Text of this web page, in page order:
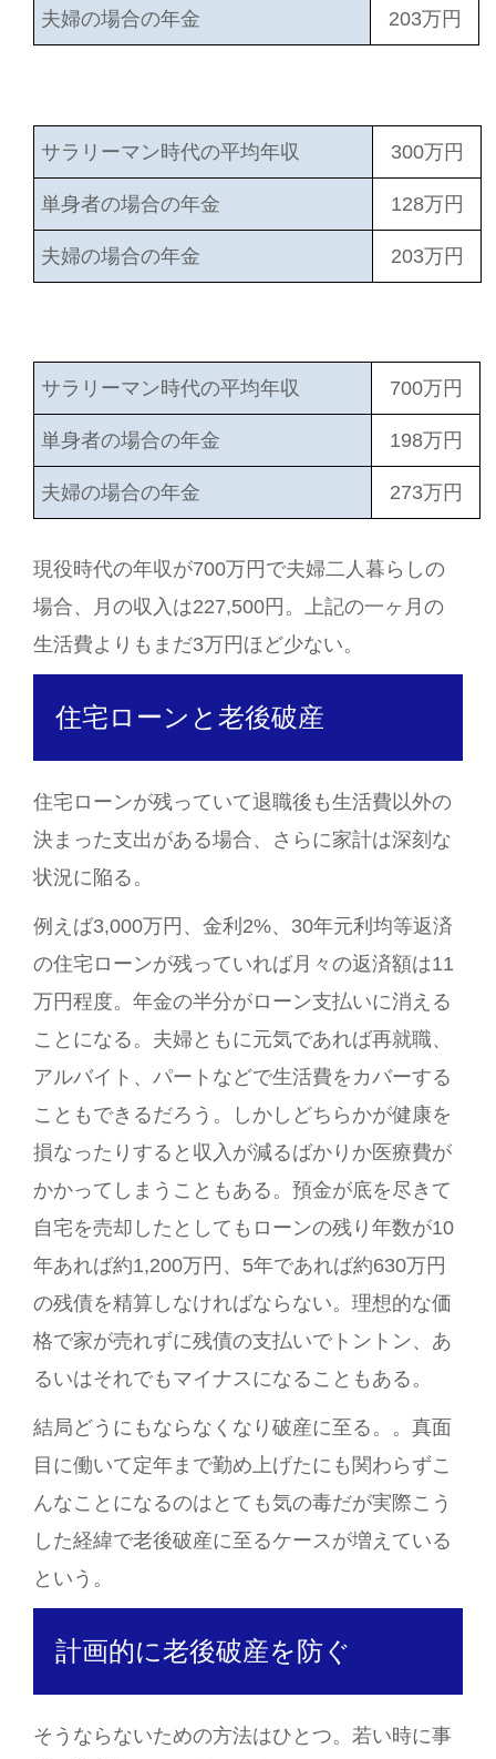
夫婦の場合の年金 203万円
サラリーマン時代の平均年収 300万円
単身者の場合の年金 128万円
夫婦の場合の年金 203万円
サラリーマン時代の平均年収 700万円
単身者の場合の年金 198万円
夫婦の場合の年金 273万円
現役時代の年収が700万円で夫婦二人暮らしの
場合、月の収入は227,500円。上記の一ヶ月の
生活費よりもまだ3万円ほど少ない。
住宅ローンと老後破産
住宅ローンが残っていて退職後も生活費以外の
決まった支出がある場合、さらに家計は深刻な
状況に陥る。
例えば3,000万円、金利2%、30年元利均等返済
の住宅ローンが残っていれば月々の返済額は11
万円程度。年金の半分がローン支払いに消える
ことになる。夫婦ともに元気であれば再就職、
アルバイト、パートなどで生活費をカバーする
こともできるだろう。しかしどちらかが健康を
損なったりすると収入が減るばかりか医療費が
かかってしまうこともある。預金が底を尽きて
自宅を売却したとしてもローンの残り年数が10
年あれば約1,200万円、5年であれば約630万円
の残債を精算しなければならない。理想的な価
格で家が売れずに残債の支払いでトントン、あ
るいはそれでもマイナスになることもある。
結局どうにもならなくなり破産に至る。。真面
目に働いて定年まで勤め上げたにも関わらずこ
んなことになるのはとても気の毒だが実際こう
した経緯で老後破産に至るケースが増えている
という。
計画的に老後破産を防ぐ
そうならないための方法はひとつ。若い時に事